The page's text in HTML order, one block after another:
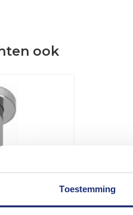
Toestemming
ook